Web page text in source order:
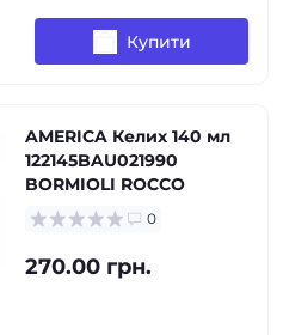
Купити
AMERICA Келих 140 мл
122145BAU021990
BORMIOLI ROCCO
0
270.00 грн.